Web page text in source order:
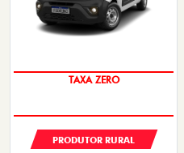
TAXA ZERO
PRODUTOR RURAL